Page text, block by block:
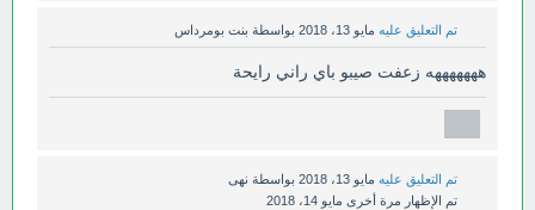
تم التعليق عليه مايو 13، 2018 بواسطة بنت بومرداس
هههههههه زعفت صيبو باي راني رايحة
تم التعليق عليه مايو 13، 2018 بواسطة نهى
تم الإظهار مرة أخرى مايو 14، 2018